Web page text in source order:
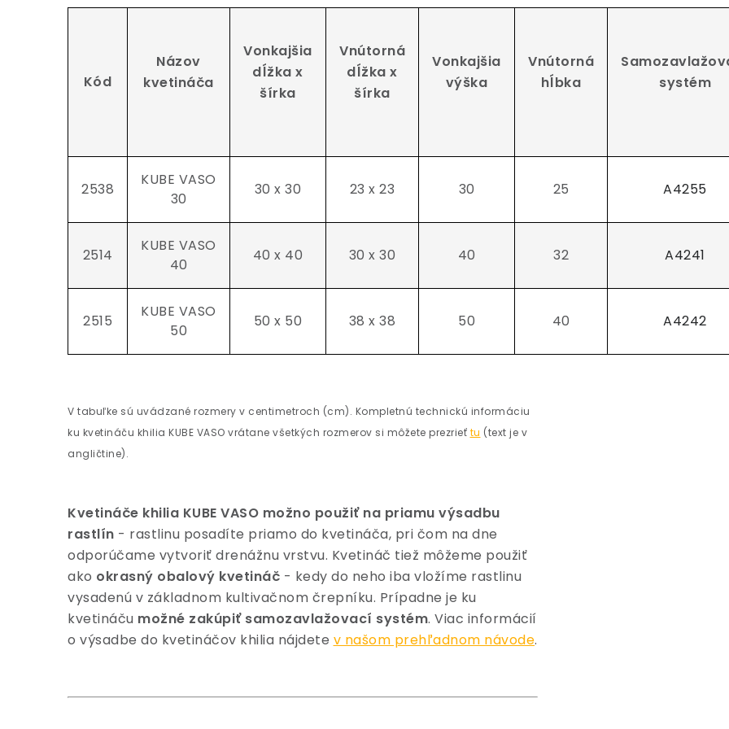
Kód
Názov
kvetináča
Vonkajšia
dĺžka x
šírka
Vnútorná
dĺžka x
šírka
Vonkajšia
výška
Vnútorná
hĺbka
systém
2538
KUBE VASO
30
30 x 30 23 x 23 30 25 A4255
2514
KUBE VASO
40
40 x 40 30 x 30 40 32 A4241
2515
KUBE VASO
50
50 x 50 38 x 38 50 40 A4242
V tabuľke sú uvádzané rozmery v centimetroch (cm). Kompletnú technickú informáciu
ku kvetináču khilia KUBE VASO vrátane všetkých rozmerov si môžete prezrieť tu (text je v
angličtine).
Kvetináče khilia KUBE VASO možno použiť na priamu výsadbu
rastlín - rastlinu posadíte priamo do kvetináča, pri čom na dne
odporúčame vytvoriť drenážnu vrstvu. Kvetináč tiež môžeme použiť
ako okrasný obalový kvetináč - kedy do neho iba vložíme rastlinu
vysadenú v základnom kultivačnom črepníku. Prípadne je ku
kvetináču možné zakúpiť samozavlažovací systém. Viac informácií
o výsadbe do kvetináčov khilia nájdete v našom prehľadnom návode.